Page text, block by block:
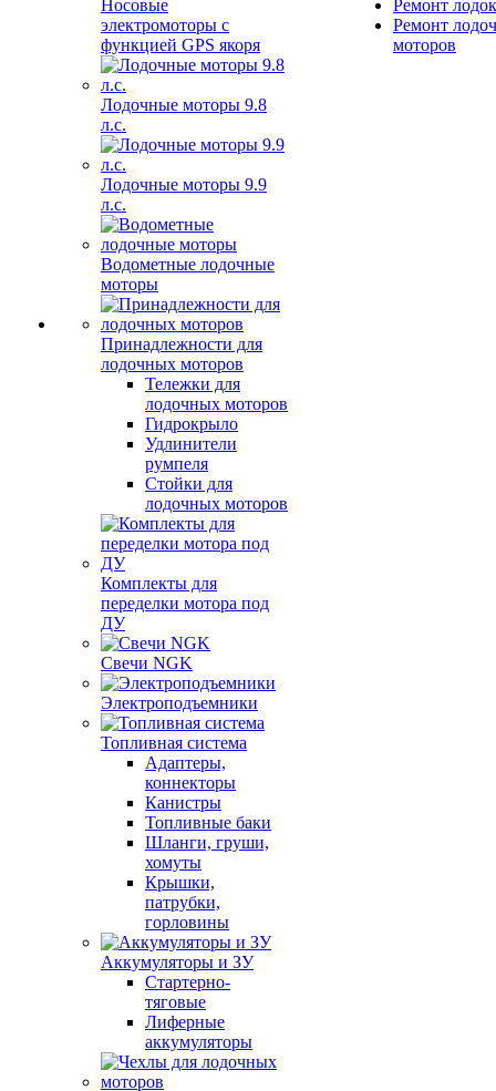
Носовые
электромоторы с
функцией GPS якоря
Лодочные моторы 9.8
л.с.
Лодочные моторы 9.9
л.с.
Водометные лодочные
моторы
Принадлежности для
лодочных моторов
Тележки для
лодочных моторов
Гидрокрыло
Удлинители
румпеля
Стойки для
лодочных моторов
Комплекты для
переделки мотора под
ДУ
Свечи NGK
Электроподъемники
Топливная система
Адаптеры,
коннекторы
Канистры
Топливные баки
Шланги, груши,
хомуты
Крышки,
патрубки,
горловины
Аккумуляторы и ЗУ
Стартерно-
тяговые
Лиферные
аккумуляторы
Ремонт
Ремонт
моторов